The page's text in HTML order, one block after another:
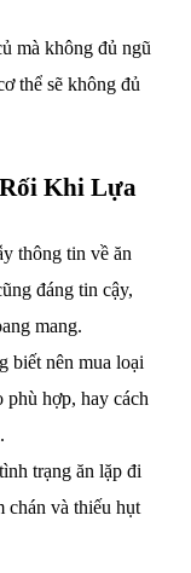
mà không đủ ngũ
thể sẽ không đủ
Khi Lựa
thông tin về ăn
đáng tin cậy,
mang.
biết nên mua loại
phù hợp, hay cách
trạng ăn lặp đi
chán và thiếu hụt